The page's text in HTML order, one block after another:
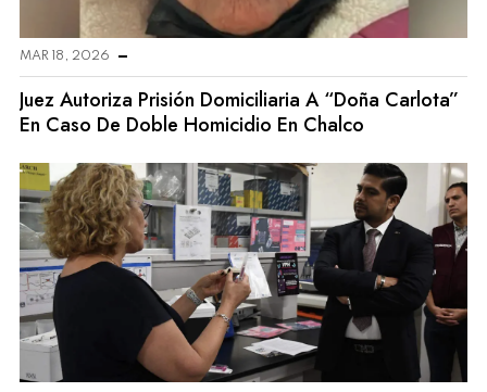
MAR 18, 2026
Juez Autoriza Prisión Domiciliaria A “Doña Carlota”
En Caso De Doble Homicidio En Chalco